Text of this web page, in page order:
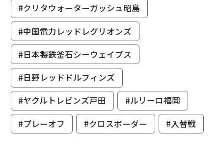
#クリタウォーターガッシュ昭島
#中国電力レッドレグリオンズ
#日本製鉄釜石シーウェイブス
#日野レッドドルフィンズ
#ヤクルトレビンズ戸田
#ルリーロ福岡
#プレーオフ
#クロスボーダー #入替戦